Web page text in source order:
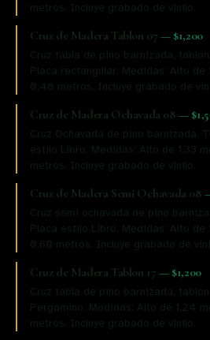
metros. Incluye grabado de vinilo.
Cruz de Madera Tablon 07 — $1,200
Cruz tabla de pino barnizada,
Placa rectangular. Medidas: Alto de
0.48 metros. Incluye grabado de
Cruz de Madera Ochavada 08 —
Cruz Ochavada de pino barnizada.
estilo Libro. Medidas: Alto de 1.33
metros. Incluye grabado de vinilo.
Cruz de Madera Semi Ochavada 08
Cruz semi ochavada de pino
Placa estilo Libro. Medidas: Alto de
0.60 metros. Incluye grabado de
Cruz de Madera Tablon 17 — $1,200
Cruz tabla de pino barnizada,
Pergamino. Medidas: Alto de 1.24
metros. Incluye grabado de vinilo.